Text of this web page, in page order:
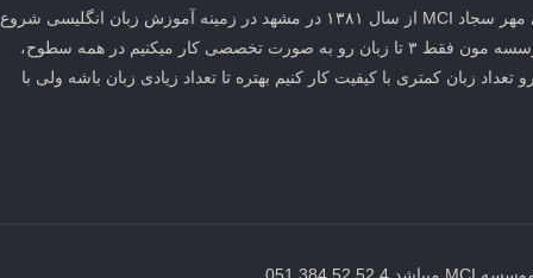
آموزشگاه زبان انگلیسی مهر سجاد MCI از سال ۱۳۸۱ در مشهد در زمینه آموزش زبان انگلیسی شروع
به فعالیت کرد، ما در موسسه مون فقط ۳ تا زبان رو به صورت تخصصی کار میکنیم در همه سطوح،
تعداد زبان کمتری با کیفیت کار کنیم بهتره تا تعداد زیادی زبان باشه ولی با